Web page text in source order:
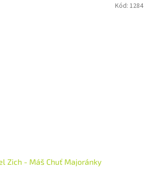
Zich - Máš Chuť Majoránky
Kód: 1284